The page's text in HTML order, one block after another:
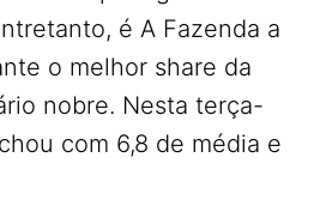
é A Fazenda a
o melhor share da
nobre. Nesta terça-
com 6,8 de média e